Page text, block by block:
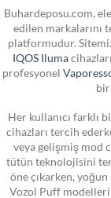
Buhardeposu.com,
edilen markalarını
platformudur.
IQOS Iluma
profesyonel
bir
Her kullanıcı farklı
cihazları tercih
veya gelişmiş mod
tütün teknolojisini
öne çıkarken,
Vozol Puff